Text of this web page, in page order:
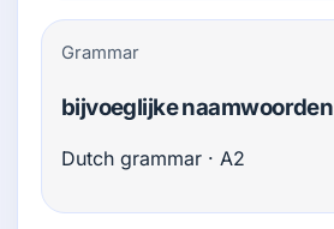
Grammar
bijvoeglijke naamwoorden
Dutch grammar · A2